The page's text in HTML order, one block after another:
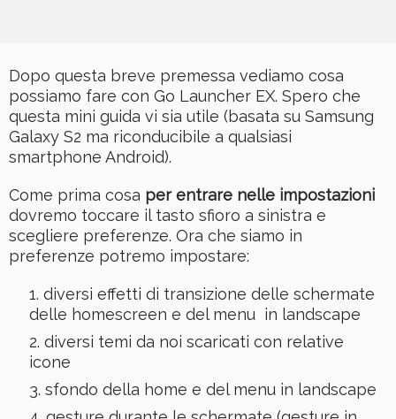
Dopo questa breve premessa vediamo cosa
possiamo fare con Go Launcher EX. Spero che
questa mini guida vi sia utile (basata su Samsung
Galaxy S2 ma riconducibile a qualsiasi
smartphone Android).
Come prima cosa per entrare nelle impostazioni
dovremo toccare il tasto sfioro a sinistra e
scegliere preferenze. Ora che siamo in
preferenze potremo impostare:
diversi effetti di transizione delle schermate
delle homescreen e del menu in landscape
diversi temi da noi scaricati con relative
icone
sfondo della home e del menu in landscape